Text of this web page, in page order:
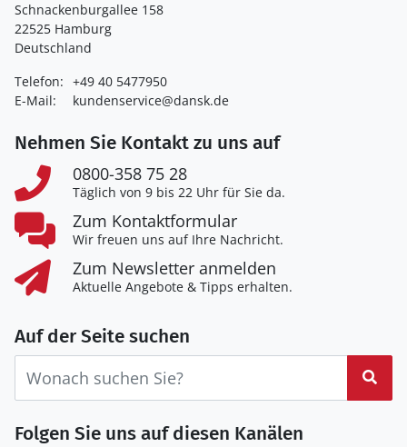
Schnackenburgallee 158
22525 Hamburg
Deutschland
Telefon: +49 40 5477950
E-Mail:
kundenservice@dansk.de
Nehmen Sie Kontakt zu uns auf
0800-358 75 28
Täglich von 9 bis 22 Uhr für Sie da.
Zum Kontaktformular
Wir freuen uns auf Ihre Nachricht.
Zum Newsletter anmelden
Aktuelle Angebote & Tipps erhalten.
Auf der Seite suchen
Folgen Sie uns auf diesen Kanälen